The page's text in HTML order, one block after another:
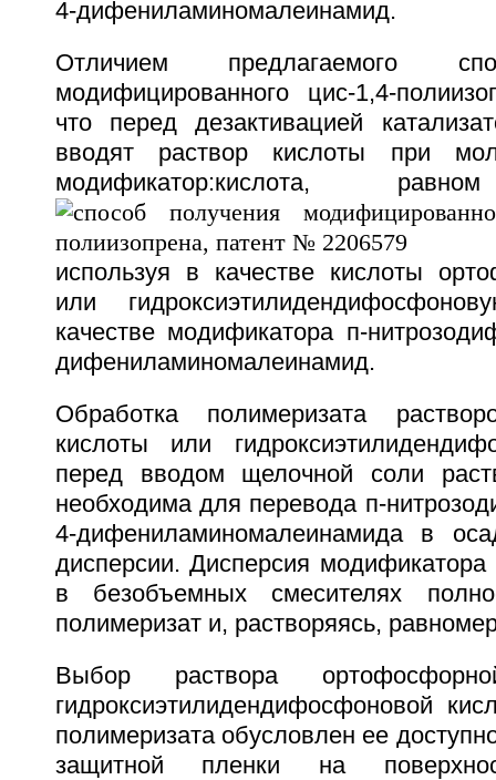
4-дифениламиномалеинамид.
Отличием предлагаемого
модифицированного цис-1,4-
что перед дезактивацией
вводят раствор кислоты при
модификатор:кислота,
используя в качестве кислоты
или
качестве модификатора п-
дифениламиномалеинамид.
Обработка полимеризата
кислоты или
перед вводом щелочной соли
необходима для перевода п-
4-дифениламиномалеинамида в
дисперсии. Дисперсия
в безобъемных смесителях
полимеризат и, растворяясь,
Выбор раствора
гидроксиэтилидендифосфоновой
полимеризата обусловлен ее
защитной пленки на